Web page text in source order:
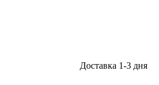
Доставка 1-3 дня